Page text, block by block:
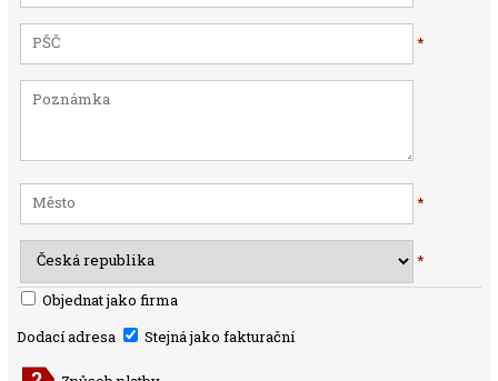
*
*
*
Objednat jako firma
Dodací adresa
Stejná jako fakturační